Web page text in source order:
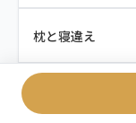
枕と寝違え